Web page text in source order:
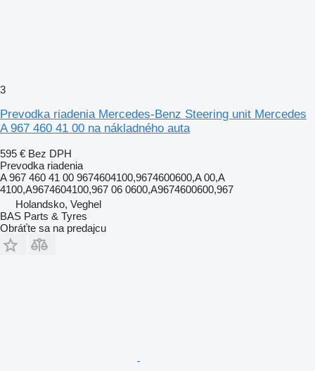
3
Prevodka riadenia Mercedes-Benz Steering unit Mercedes
A 967 460 41 00 na nákladného auta
595 € Bez DPH
Prevodka riadenia
A 967 460 41 00 9674604100,9674600600,A 00,A
4100,A9674604100,967 06 0600,A9674600600,967
Holandsko, Veghel
BAS Parts & Tyres
Obráťte sa na predajcu